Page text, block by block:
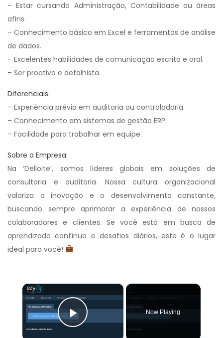
– Estar cursando Administração, Contabilidade ou áreas
afins.
– Conhecimento básico em Excel e ferramentas de análise
de dados.
– Excelentes habilidades de comunicação escrita e oral.
– Ser proativo e detalhista.
Diferenciais:
– Experiência prévia em auditoria ou controladoria.
– Conhecimento em sistemas de gestão ERP.
– Facilidade para trabalhar em equipe.
Sobre a Empresa:
Na ‘Delloite’, somos líderes globais em soluções de
consultoria e auditoria. Nossa cultura organizacional
valoriza a inovação e o desenvolvimento constante,
buscando sempre aprimorar a experiência de nossos
colaboradores e clientes. Se você está em busca de
aprendizado contínuo e desafios diários, este é o lugar
ideal para você!
×
Play Video
Now Playing